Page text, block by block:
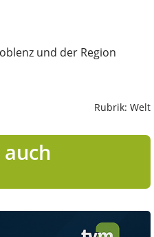
und der Region
Rubrik: Welt